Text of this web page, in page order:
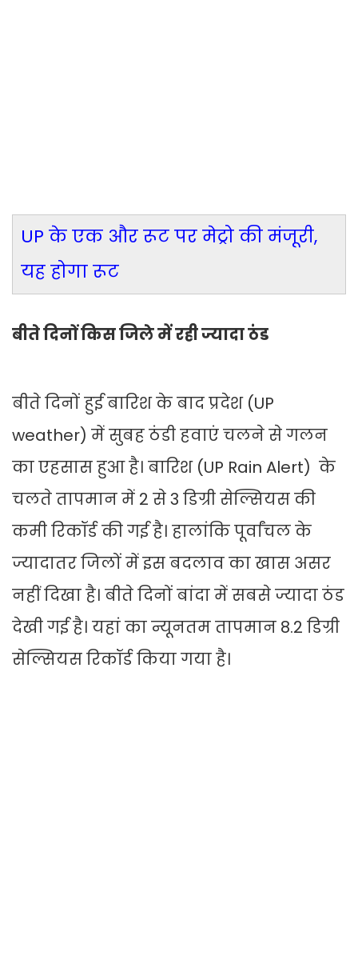
UP के एक और रूट पर मेट्रो की मंजूरी,
यह होगा रूट
बीते दिनों किस जिले में रही ज्यादा ठंड
बीते दिनों हुई बारिश के बाद प्रदेश (UP
weather) में सुबह ठंडी हवाएं चलने से गलन
का एहसास हुआ है। बारिश (UP Rain Alert) के
चलते तापमान में 2 से 3 डिग्री सेल्सियस की
कमी रिकॉर्ड की गई है। हालांकि पूर्वांचल के
ज्यादातर जिलों में इस बदलाव का खास असर
नहीं दिखा है। बीते दिनों बांदा में सबसे ज्यादा ठंड
देखी गई है। यहां का न्यूनतम तापमान 8.2 डिग्री
सेल्सियस रिकॉर्ड किया गया है।